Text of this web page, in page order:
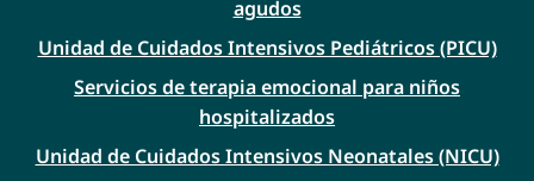
agudos
Unidad de Cuidados Intensivos Pediátricos (PICU)
Servicios de terapia emocional para niños
hospitalizados
Unidad de Cuidados Intensivos Neonatales (NICU)